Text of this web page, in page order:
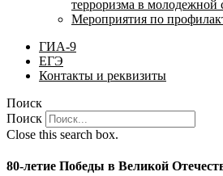
терроризма в молодежной
Мероприятия по
ГИА-9
ЕГЭ
Контакты и реквизиты
Поиск
Поиск
Close this search box.
80-летие Победы в Великой